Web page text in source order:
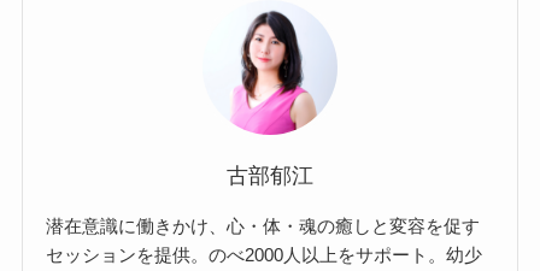
古部郁江
潜在意識に働きかけ、心・体・魂の癒しと変容を促す
セッションを提供。のべ2000人以上をサポート。幼少